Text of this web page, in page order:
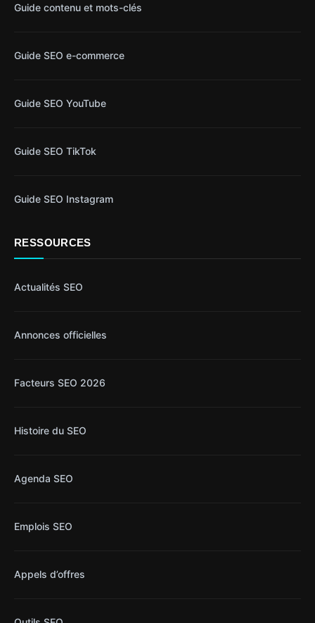
Guide contenu et mots-clés
Guide SEO e-commerce
Guide SEO YouTube
Guide SEO TikTok
Guide SEO Instagram
RESSOURCES
Actualités SEO
Annonces officielles
Facteurs SEO 2026
Histoire du SEO
Agenda SEO
Emplois SEO
Appels d’offres